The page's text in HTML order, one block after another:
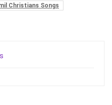
Christians Songs